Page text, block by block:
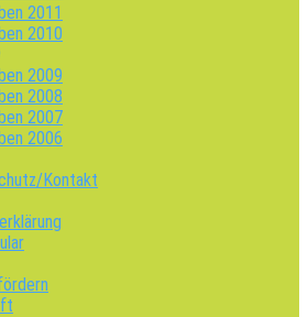
2011
2010
2009
2008
2007
2006
Kontakt